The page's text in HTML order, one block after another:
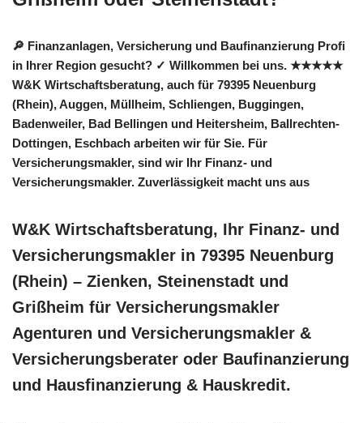
🔎 Finanzanlagen, Versicherung und Baufinanzierung Profi
in Ihrer Region gesucht? ✓ Willkommen bei uns. ★★★★★
W&K Wirtschaftsberatung, auch für 79395 Neuenburg
(Rhein), Auggen, Müllheim, Schliengen, Buggingen,
Badenweiler, Bad Bellingen und Heitersheim, Ballrechten-
Dottingen, Eschbach arbeiten wir für Sie. Für
Versicherungsmakler, sind wir Ihr Finanz- und
Versicherungsmakler. Zuverlässigkeit macht uns aus
W&K Wirtschaftsberatung, Ihr Finanz- und
Versicherungsmakler in 79395 Neuenburg
(Rhein) – Zienken, Steinenstadt und
Grißheim für Versicherungsmakler
Agenturen und Versicherungsmakler &
Versicherungsberater oder Baufinanzierung
und Hausfinanzierung & Hauskredit.